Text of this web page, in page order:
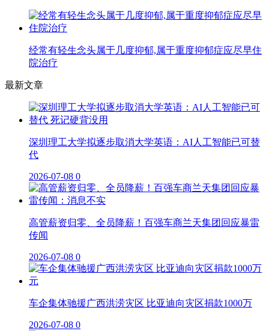
经常有轻生念头属于几度抑郁,属于重度抑郁症应尽早住
院治疗
最新文章
深圳理工大学拟逐步取消大学英语：AI人工智能已可替
代
2026-07-08 0
高管薪资归零、全员降薪！百强车商兰天集团回应暴雷
传闻
2026-07-08 0
车企集体驰援广西洪涝灾区 比亚迪向灾区捐款1000万
2026-07-08 0